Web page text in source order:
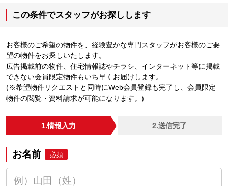
この条件でスタッフがお探しします
お客様のご希望の物件を、経験豊かな専門スタッフがお客様のご要
望の物件をお探しいたします。
広告掲載前の物件、住宅情報誌やチラシ、インターネット等に掲載
できない会員限定物件もいち早くお届けします。
(※希望物件リクエストと同時にWeb会員登録も完了し、会員限定
物件の閲覧・資料請求が可能になります。)
1.情報入力 2.送信完了
お名前 必須